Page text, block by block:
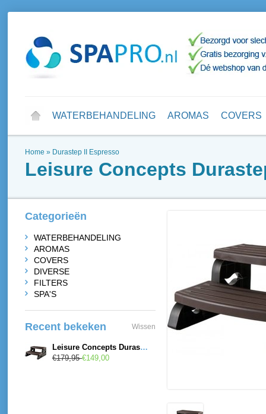
WATERBEHANDELING AROMAS COVERS
Home » Durastep II Espresso
Leisure Concepts
Categorieën
WATERBEHANDELING
AROMAS
COVERS
DIVERSE
FILTERS
SPA'S
Recent bekeken Wissen
Leisure Concepts Durastep II Espresso
€179,95€149,00